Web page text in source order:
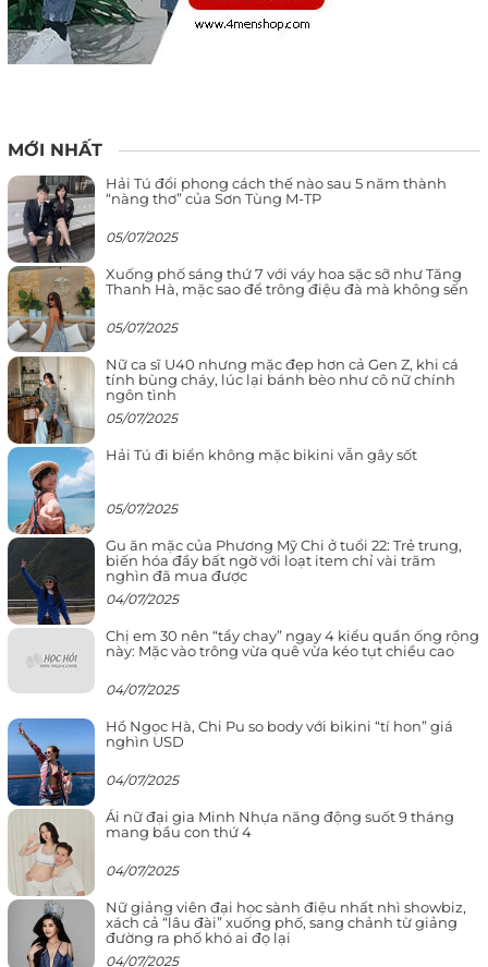
MỚI NHẤT
Hải Tú đổi phong cách thế nào sau 5 năm thành
“nàng thơ” của Sơn Tùng M-TP
05/07/2025
Xuống phố sáng thứ 7 với váy hoa sặc sỡ như Tăng
Thanh Hà, mặc sao để trông điệu đà mà không sến
05/07/2025
Nữ ca sĩ U40 nhưng mặc đẹp hơn cả Gen Z, khi cá
tính bùng cháy, lúc lại bánh bèo như cô nữ chính
ngôn tình
05/07/2025
Hải Tú đi biển không mặc bikini vẫn gây sốt
05/07/2025
Gu ăn mặc của Phương Mỹ Chi ở tuổi 22: Trẻ trung,
biến hóa đầy bất ngờ với loạt item chỉ vài trăm
nghìn đã mua được
04/07/2025
Chị em 30 nên “tẩy chay” ngay 4 kiểu quần ống rộng
này: Mặc vào trông vừa quê vừa kéo tụt chiều cao
04/07/2025
Hồ Ngọc Hà, Chi Pu so body với bikini “tí hon” giá
nghìn USD
04/07/2025
Ái nữ đại gia Minh Nhựa năng động suốt 9 tháng
mang bầu con thứ 4
04/07/2025
Nữ giảng viên đại học sành điệu nhất nhì showbiz,
xách cả “lâu đài” xuống phố, sang chảnh từ giảng
đường ra phố khó ai đọ lại
04/07/2025